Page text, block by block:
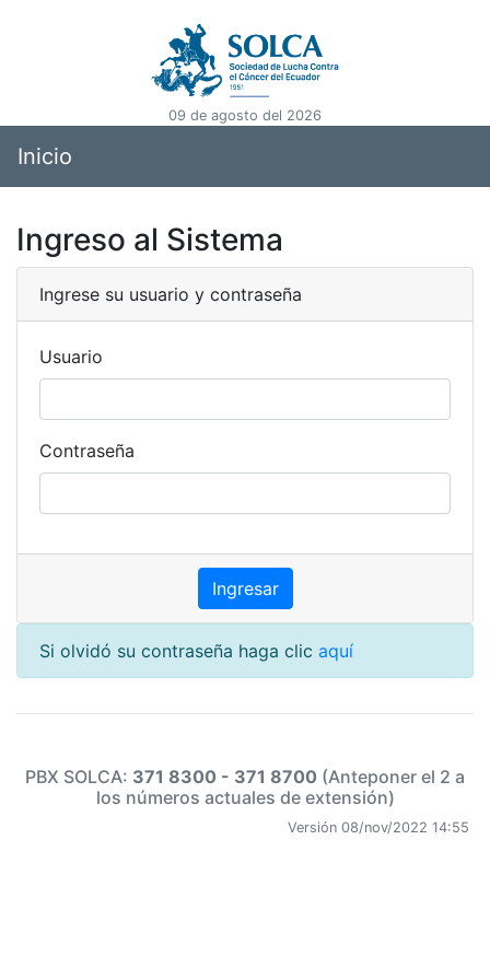
09 de agosto del 2026
Inicio
Ingreso al Sistema
Ingrese su usuario y contraseña
Usuario
Contraseña
Si olvidó su contraseña haga clic aquí
PBX SOLCA: 371 8300 - 371 8700 (Anteponer el 2 a
los números actuales de extensión)
Versión 08/nov/2022 14:55